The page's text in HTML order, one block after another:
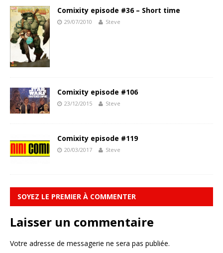
Comixity episode #36 – Short time
29/07/2010 Steve
Comixity episode #106
23/12/2015 Steve
Comixity episode #119
20/03/2017 Steve
SOYEZ LE PREMIER À COMMENTER
Laisser un commentaire
Votre adresse de messagerie ne sera pas publiée.